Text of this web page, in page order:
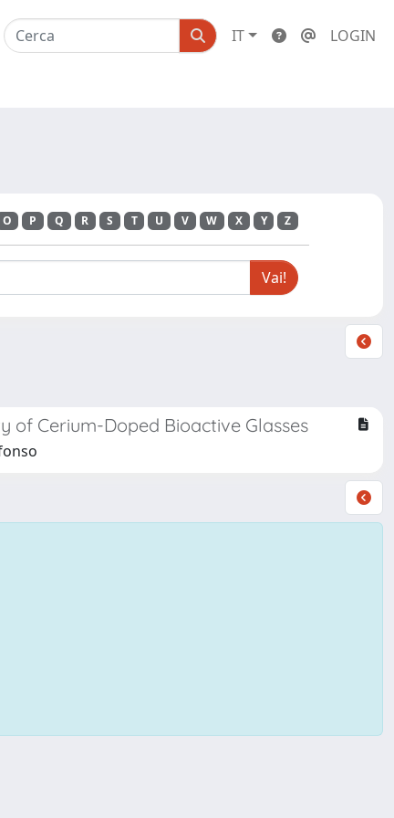
IT LOGIN
O P Q R S T U V W X Y Z
of Cerium-Doped Bioactive Glasses